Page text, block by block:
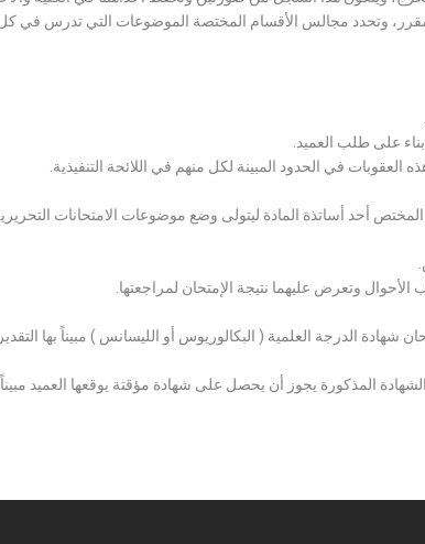
مقرر، وتحدد مجالس الأقسام المختصة الموضوعات التي تدرس في
على طلب العميد.
في الحدود المبينة لكل منهم في اللائحة التنفيذية.
أحد أساتذة المادة ليتولى وضع موضوعات الامتحانات
وتعرض عليهما نتيجة الإمتحان لمراجعتها.
الدرجة العلمية ( البكالوريوس أو الليسانس ) مبيناً بها
المذكورة يجوز أن يحصل على شهادة مؤقتة يوقعها العميد مبيناً